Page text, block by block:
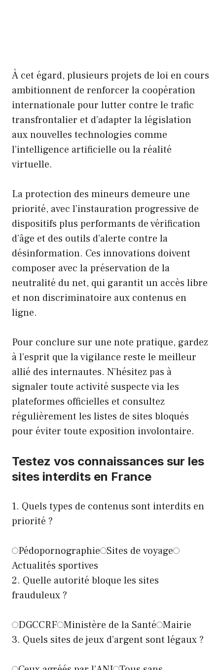
À cet égard, plusieurs projets de loi en cours
ambitionnent de renforcer la coopération
internationale pour lutter contre le trafic
transfrontalier et d’adapter la législation
aux nouvelles technologies comme
l’intelligence artificielle ou la réalité
virtuelle.
La protection des mineurs demeure une
priorité, avec l’instauration progressive de
dispositifs plus performants de vérification
d’âge et des outils d’alerte contre la
désinformation. Ces innovations doivent
composer avec la préservation de la
neutralité du net, qui garantit un accès libre
et non discriminatoire aux contenus en
ligne.
Pour conclure sur une note pratique, gardez
à l’esprit que la vigilance reste le meilleur
allié des internautes. N’hésitez pas à
signaler toute activité suspecte via les
plateformes officielles et consultez
régulièrement les listes de sites bloqués
pour éviter toute exposition involontaire.
Testez vos connaissances sur les
sites interdits en France
1. Quels types de contenus sont interdits en
priorité ?
Pédopornographie Sites de voyage
Actualités sportives
2. Quelle autorité bloque les sites
frauduleux ?
DGCCRF Ministère de la Santé Mairie
3. Quels sites de jeux d’argent sont légaux ?